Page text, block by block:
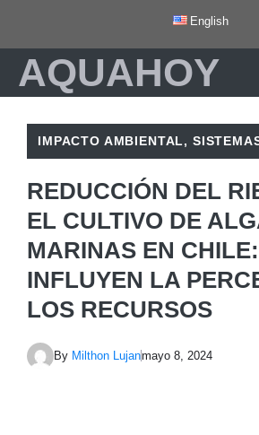
contenido
English
AQUAHOY
IMPACTO AMBIENTAL,
REDUCCIÓN DEL
EL CULTIVO DE
MARINAS EN
INFLUYEN LA
LOS RECURSOS
By Milthon Lujanmayo 8, 2024